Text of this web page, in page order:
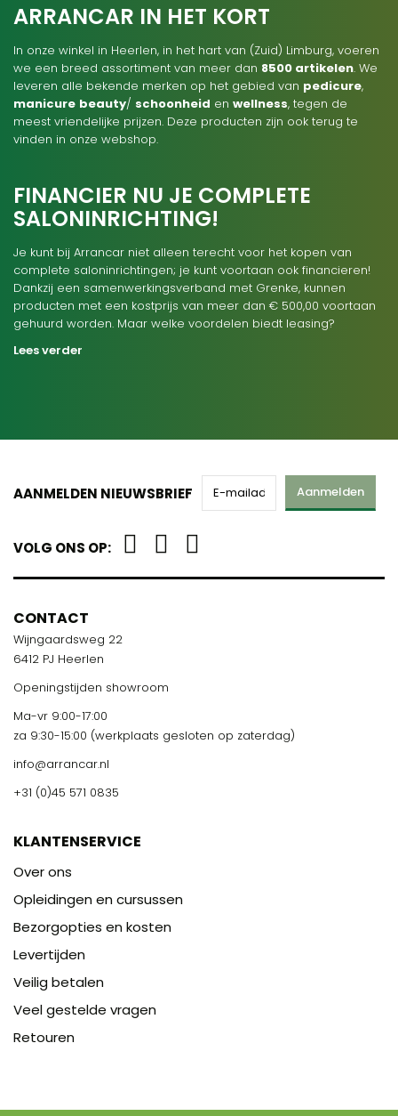
ARRANCAR IN HET KORT
In onze winkel in Heerlen, in het hart van (Zuid) Limburg, voeren
we een breed assortiment van meer dan 8500 artikelen. We
leveren alle bekende merken op het gebied van pedicure,
manicure beauty/ schoonheid en wellness, tegen de
meest vriendelijke prijzen. Deze producten zijn ook terug te
vinden in onze webshop.
FINANCIER NU JE COMPLETE
SALONINRICHTING!
Je kunt bij Arrancar niet alleen terecht voor het kopen van
complete saloninrichtingen; je kunt voortaan ook financieren!
Dankzij een samenwerkingsverband met Grenke, kunnen
producten met een kostprijs van meer dan € 500,00 voortaan
gehuurd worden. Maar welke voordelen biedt leasing?
Lees verder
AANMELDEN NIEUWSBRIEF Aanmelden
VOLG ONS OP:
CONTACT
Wijngaardsweg 22
6412 PJ Heerlen
Openingstijden showroom
Ma-vr 9:00-17:00
za 9:30-15:00 (werkplaats gesloten op zaterdag)
info@arrancar.nl
+31 (0)45 571 0835
KLANTENSERVICE
Over ons
Opleidingen en cursussen
Bezorgopties en kosten
Levertijden
Veilig betalen
Veel gestelde vragen
Retouren